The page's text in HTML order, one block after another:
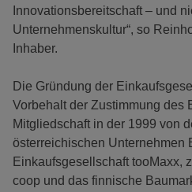
Innovationsbereitschaft – und
Unternehmenskultur“, so
Inhaber.
Die Gründung der
Vorbehalt der Zustimmung des
Mitgliedschaft in der 1999 von
österreichischen Unternehmen
Einkaufsgesellschaft tooMaxx,
coop und das finnische